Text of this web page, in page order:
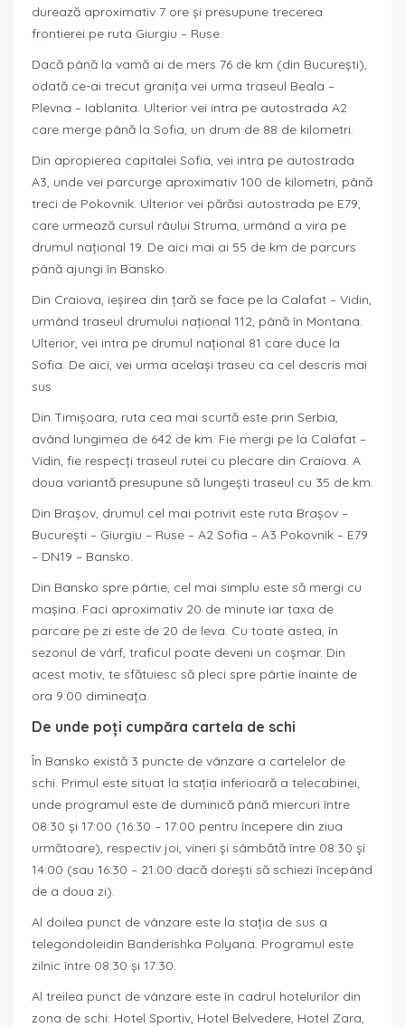
durează aproximativ 7 ore și presupune trecerea
frontierei pe ruta Giurgiu – Ruse.
Dacă până la vamă ai de mers 76 de km (din București),
odată ce-ai trecut granița vei urma traseul Beala –
Plevna – Iablanita. Ulterior vei intra pe autostrada A2
care merge până la Sofia, un drum de 88 de kilometri.
Din apropierea capitalei Sofia, vei intra pe autostrada
A3, unde vei parcurge aproximativ 100 de kilometri, până
treci de Pokovnik. Ulterior vei părăsi autostrada pe E79,
care urmează cursul râului Struma, urmând a vira pe
drumul național 19. De aici mai ai 55 de km de parcurs
până ajungi în Bansko.
Din Craiova, ieșirea din țară se face pe la Calafat – Vidin,
urmând traseul drumului național 112, până în Montana.
Ulterior, vei intra pe drumul național 81 care duce la
Sofia. De aici, vei urma același traseu ca cel descris mai
sus.
Din Timișoara, ruta cea mai scurtă este prin Serbia,
având lungimea de 642 de km. Fie mergi pe la Calafat –
Vidin, fie respecți traseul rutei cu plecare din Craiova. A
doua variantă presupune să lungești traseul cu 35 de km.
Din Brașov, drumul cel mai potrivit este ruta Brașov –
București – Giurgiu – Ruse – A2 Sofia – A3 Pokovnik – E79
– DN19 – Bansko.
Din Bansko spre pârtie, cel mai simplu este să mergi cu
mașina. Faci aproximativ 20 de minute iar taxa de
parcare pe zi este de 20 de leva. Cu toate astea, în
sezonul de vârf, traficul poate deveni un coșmar. Din
acest motiv, te sfătuiesc să pleci spre pârtie înainte de
ora 9:00 dimineața.
De unde poți cumpăra cartela de schi
În Bansko există 3 puncte de vânzare a cartelelor de
schi. Primul este situat la stația inferioară a telecabinei,
unde programul este de duminică până miercuri între
08:30 și 17:00 (16:30 – 17:00 pentru începere din ziua
următoare), respectiv joi, vineri și sâmbătă între 08:30 și
14:00 (sau 16:30 – 21:00 dacă dorești să schiezi începând
de a doua zi).
Al doilea punct de vânzare este la stația de sus a
telegondoleidin Banderishka Polyana. Programul este
zilnic între 08:30 și 17:30.
Al treilea punct de vânzare este în cadrul hotelurilor din
zona de schi: Hotel Sportiv, Hotel Belvedere, Hotel Zara,